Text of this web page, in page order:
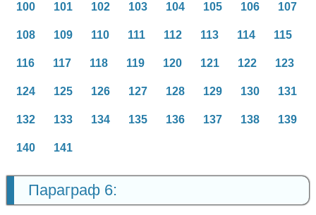
100 101 102 103 104 105 106 107
108 109 110 111 112 113 114 115
116 117 118 119 120 121 122 123
124 125 126 127 128 129 130 131
132 133 134 135 136 137 138 139
140 141
Параграф 6: